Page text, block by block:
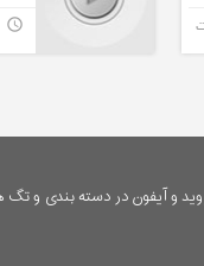
query_builder
و آیفون در دسته بندی و